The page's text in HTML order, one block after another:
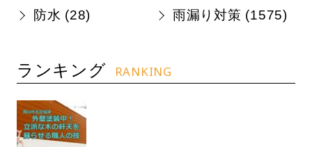
防水 (28) 雨漏り対策 (1575)
ランキング RANKING